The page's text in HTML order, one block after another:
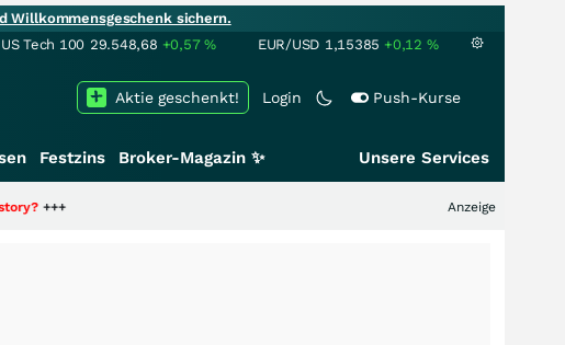
Willkommensgeschenk sichern.
US Tech 100 29.548,68 +0,57% EUR/USD 1,15385 +0,12 %
Login Push-Kurse
Aktie geschenkt!
Festzins Broker-Magazin ✨ Unsere Services
Anzeige